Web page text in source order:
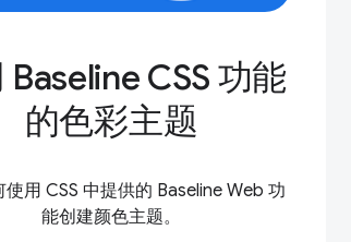
Baseline CSS 功能
的色彩主题
使用 CSS 中提供的 Baseline Web 功
能创建颜色主题。